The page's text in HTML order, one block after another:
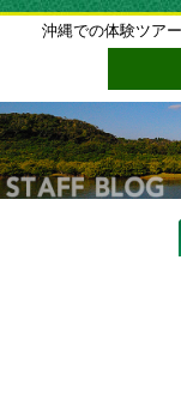
沖縄での体験ツア